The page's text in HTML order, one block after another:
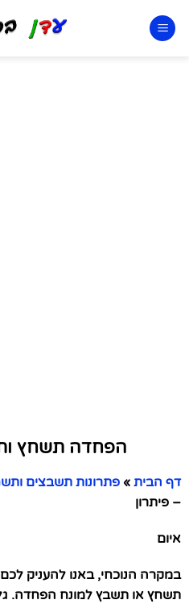
הפחדה תשחץ
דף הבית » פתרונות תשבצים
– פיתרון
איום
במקרה הנוכחי, באנו להעניק
תשחץ או תשבץ למונח הפחדה.